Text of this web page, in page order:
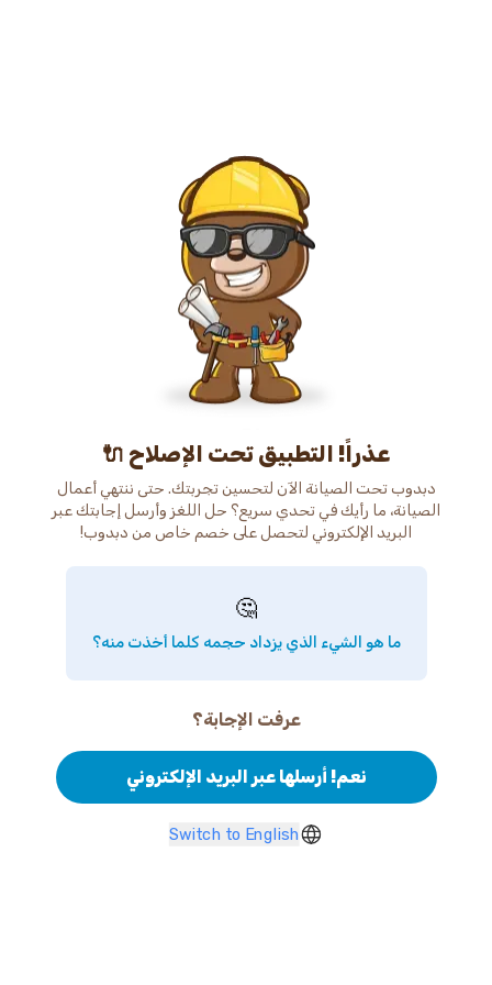
عذراً! التطبيق تحت الإصلاح 🔌
دبدوب تحت الصيانة الآن لتحسين تجربتك. حتى ننتهي أعمال
الصيانة، ما رأيك في تحدي سريع؟ حل اللغز وأرسل إجابتك عبر
البريد الإلكتروني لتحصل على خصم خاص من دبدوب!
🤔
ما هو الشيء الذي يزداد حجمه كلما أخذت منه؟
عرفت الإجابة؟
نعم! أرسلها عبر البريد الإلكتروني
Switch to English